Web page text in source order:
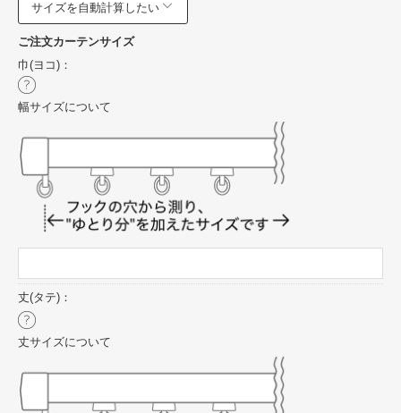
サイズを自動計算したい
ご注文カーテンサイズ
巾(ヨコ)：
幅サイズについて
丈(タテ)：
丈サイズについて